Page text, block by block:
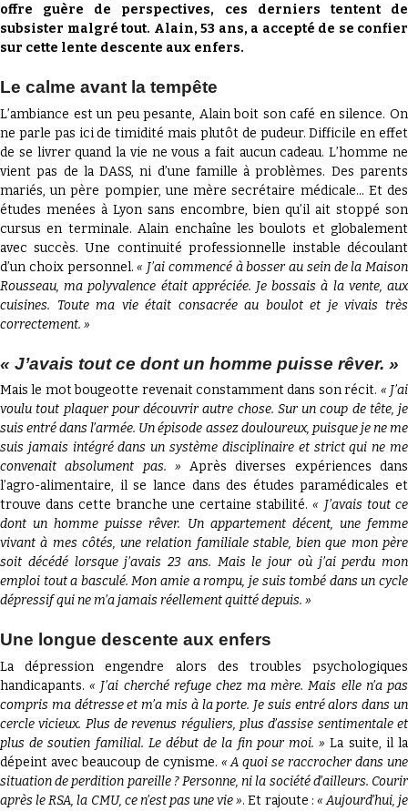
PAPER ?
offre guère de perspectives, ces derniers tentent de
subsister malgré tout. Alain, 53 ans, a accepté de se confier
sur cette lente descente aux enfers.
Le calme avant la tempête
L’ambiance est un peu pesante, Alain boit son café en silence. On
ne parle pas ici de timidité mais plutôt de pudeur. Difficile en effet
de se livrer quand la vie ne vous a fait aucun cadeau. L’homme ne
vient pas de la DASS, ni d’une famille à problèmes. Des parents
mariés, un père pompier, une mère secrétaire médicale… Et des
études menées à Lyon sans encombre, bien qu’il ait stoppé son
cursus en terminale. Alain enchaîne les boulots et globalement
avec succès. Une continuité professionnelle instable découlant
d’un choix personnel.« J’ai commencé à bosser au sein de la Maison
Rousseau, ma polyvalence était appréciée. Je bossais à la vente, aux
cuisines. Toute ma vie était consacrée au boulot et je vivais très
correctement. »
« J’avais tout ce dont un homme puisse rêver. »
Mais le mot bougeotte revenait constamment dans son récit. « J’ai
voulu tout plaquer pour découvrir autre chose. Sur un coup de tête, je
suis entré dans l’armée. Un épisode assez douloureux, puisque je ne me
suis jamais intégré dans un système disciplinaire et strict qui ne me
convenait absolument pas. »Après diverses expériences dans
l’agro-alimentaire, il se lance dans des études paramédicales et
trouve dans cette branche une certaine stabilité.« J’avais tout ce
dont un homme puisse rêver. Un appartement décent, une femme
vivant à mes côtés, une relation familiale stable, bien que mon père
soit décédé lorsque j’avais 23 ans. Mais le jour où j’ai perdu mon
emploi tout a basculé. Mon amie a rompu, je suis tombé dans un cycle
dépressif qui ne m’a jamais réellement quitté depuis. »
Une longue descente aux enfers
La dépression engendre alors des troubles psychologiques
handicapants.« J’ai cherché refuge chez ma mère. Mais elle n’a pas
compris ma détresse et m’a mis à la porte. Je suis entré alors dans un
cercle vicieux. Plus de revenus réguliers, plus d’assise sentimentale et
plus de soutien familial. Le début de la fin pour moi. » La suite, il la
dépeint avec beaucoup de cynisme. « A quoi se raccrocher dans une
situation de perdition pareille ? Personne, ni la société d’ailleurs. Courir
après le RSA, la CMU, ce n’est pas une vie ». Et rajoute : « Aujourd’hui, je